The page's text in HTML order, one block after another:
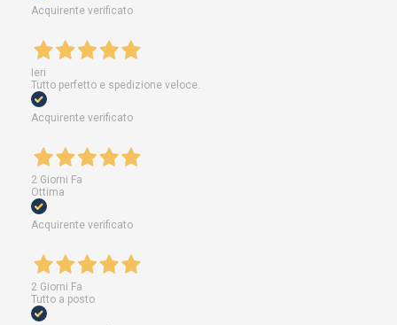
Acquirente verificato
Ieri
Tutto perfetto e spedizione veloce.
Acquirente verificato
2 Giorni Fa
Ottima
Acquirente verificato
2 Giorni Fa
Tutto a posto